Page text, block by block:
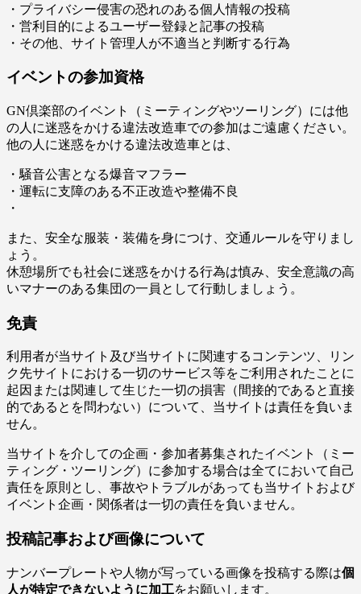
・プライバシー侵害の恐れのある個人情報の投稿
・営利目的によるユーザー登録と記事の投稿
・その他、サイト管理人が不適当と判断する行為
イベントの参加資格
GN倶楽部のイベント（ミーティングやツーリング）には他
の人に迷惑をかける違法改造車での参加はご遠慮ください。
他の人に迷惑をかける違法改造車とは、
・騒音公害となる爆音マフラー
・運転に支障のある不正改造や整備不良
・
また、安全な服装・装備を身につけ、交通ルールを守りまし
ょう。
休憩場所でも社会に迷惑をかける行為は慎み、安全意識の高
いマナーのある集団の一員として行動しましょう。
免責
利用者が当サイト及び当サイトに関連するコンテンツ、リン
ク先サイトにおける一切のサービス等をご利用されたことに
起因または関連して生じた一切の損害（間接的であると直接
的であるとを問わない）について、当サイトは責任を負いま
せん。
当サイトを介しての企画・参加者募集されたイベント（ミー
ティング・ツーリング）に参加する場合は全てにおいて自己
責任を原則とし、事故やトラブルがあっても当サイトおよび
イベント企画・関係者は一切の責任を負いません。
投稿記事および画像について
ナンバープレートや人物が写っている画像を投稿する際は個
人が特定できないように加工をお願いします。